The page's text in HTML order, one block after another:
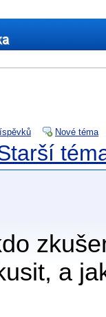
Nové téma
a